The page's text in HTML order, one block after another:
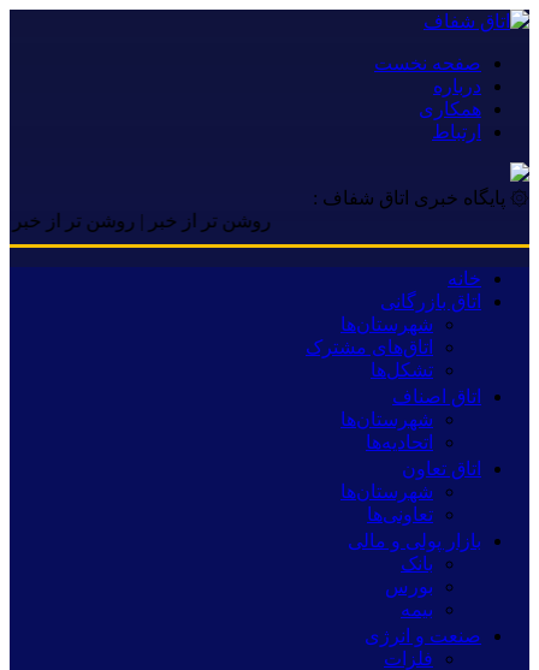
صفحه نخست
درباره
همکاری
ارتباط
۞ پایگاه خبری اتاق شفاف :
روشن تر از خبر | روشن تر از خبر |
خانه
اتاق بازرگانی
شهرستان‌ها
اتاق‌های مشترک
تشکل‌ها
اتاق اصناف
شهرستان‌ها
اتحادیه‌ها
اتاق تعاون
شهرستان‌ها
تعاونی‌ها
بازار پولی و مالی
بانک
بورس
بیمه
صنعت و انرژی
فلزات